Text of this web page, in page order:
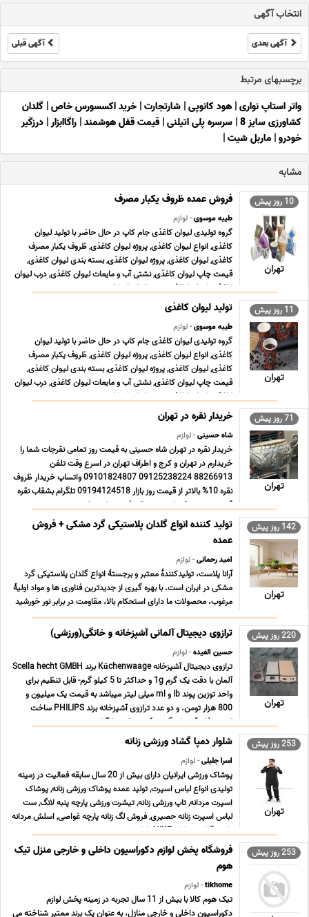
انتخاب آگهی
آگهی بعدی آگهی قبلی
برچسبهای مرتبط
واتر استاپ نواری| هود کانوپی| شارتجارت| خرید اکسسورس خاص| گلدان
کشاورزی سایز 8
| سرسره پلی اتیلنی| قیمت قفل هوشمند| راگاابزار| درزگیر
خودرو| ماربل شیت|
مشابه
10 روز پیش
تهران
فروش عمده ظروف یکبار مصرف
طیبه موسوی- لوازم
گروه تولیدی لیوان کاغذی جام کاپ در حال حاضر با تولید لیوان
کاغذی, انواع لیوان کاغذی, پروژه لیوان کاغذی, ظروف یکبار مصرف
کاغذی, لیوان کاغذی, پروژه لیوان کاغذی, بسته بندی لیوان کاغذی,
قیمت چاپ لیوان کاغذی, نشتی آب و مایعات لیوان کاغذی, درب لیوان
کاغذی, لیوان کاغذی درب دار, لیوان کا ... ...
11 روز پیش
تهران
تولید لیوان کاغذی
طیبه موسوی- لوازم
گروه تولیدی لیوان کاغذی جام کاپ در حال حاضر با تولید لیوان
کاغذی, انواع لیوان کاغذی, پروژه لیوان کاغذی, ظروف یکبار مصرف
کاغذی, لیوان کاغذی, پروژه لیوان کاغذی, بسته بندی لیوان کاغذی,
قیمت چاپ لیوان کاغذی, نشتی آب و مایعات لیوان کاغذی, درب لیوان
کاغذی, لیوان کاغذی درب دار, لیوان کا ... ...
71 روز پیش
تهران
خریدار نقره در تهران
شاه حسینی- لوازم
خریدار نقره در تهران شاه حسینی به قیمت روز تمامی نقرجات شما را
خریدارم در تهران و کرج و اطراف تهران در اسرع وقت تلفن
88266913 09125238224 09101824807 واتساپ خریدار ظروف
نقره 10% بالاتر از قیمت روز بازار 09194124518 تلگرام بشقاب نقره
قدیمی بورس نقره کرج پیج نقره فروشی کرج خرید شمش ... ...
142 روز پیش
تهران
تولید کننده انواع گلدان پلاستیکی گرد مشکی + فروش
عمده
امید رحمانی- لوازم
آرانا پلاست، تولیدکنندهٔ معتبر و برجستهٔ انواع گلدان پلاستیکی گرد
مشکی در ایران است. با بهره گیری از جدیدترین فناوری ها و مواد اولیهٔ
مرغوب، محصولات ما دارای استحکام بالا، مقاومت در برابر نور خورشید
و شرایط آب وهوایی مختلف هستند. گلدان های گرد مشکی آرانا
پلاست، علاوه بر زیبایی ظا ... ...
220 روز پیش
تهران
ترازوی دیجیتال آلمانی آشپزخانه و خانگی(ورزشی)
حسین الفیده- لوازم
ترازوی دیجیتال آشپزخانه Küchenwaage برند Scella hecht GMBH
آلمان با دقت یک گرم 1g و حداکثر تا 5 کیلو گرم- قابل تنظیم برای
واحد توزین پوند lb و ml میلی لیتر میباشد به قیمت یک میلیون و
800 هزار تومن. و دو عدد ترازوی آشپزخانه برند PHILIPS ساخت
اتریش(با دقت یک گرم 1g و حداکثر تا 5 کی ... ...
253 روز پیش
تهران
شلوار دمپا گشاد ورزشی زنانه
اسرا جلیلی- لوازم
پوشاک ورزشی ایرانیان دارای بیش از 20 سال سابقه فعالیت در زمینه
تولیدی انواع لباس اسپرت, تولید عمده پوشاک ورزشی زنانه, پوشاک
اسپرت مردانه, تاپ ورزشی زنانه, تیشرت ورزشی پارچه پنبه لانگ, ست
لباس اسپرت زنانه حصیری, فروش لگ زنانه پارچه غواصی, اسلش مردانه
پارچه گلکسی نایک NIKE , لباس ا ... ...
253 روز پیش
فروشگاه پخش لوازم دکوراسیون داخلی و خارجی منزل تیک
هوم
tikhome- لوازم
تیک هوم کالا با بیش از 11 سال تجربه در زمینه پخش لوازم
دکوراسیون داخلی و خارجی منازل، به عنوان یک برند معتبر شناخته می